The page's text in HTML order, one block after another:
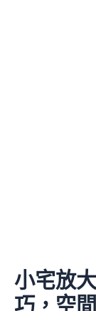
小宅放
巧，空